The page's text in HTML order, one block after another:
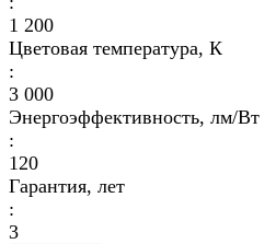
1 200
Цветовая температура, К
:
3 000
Энергоэффективность, лм/Вт
:
120
Гарантия, лет
:
3